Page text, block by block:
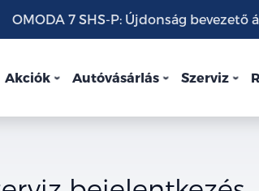
OMODA 7 SHS-P: Újdonság
Akciók Autóvásárlás Szerviz